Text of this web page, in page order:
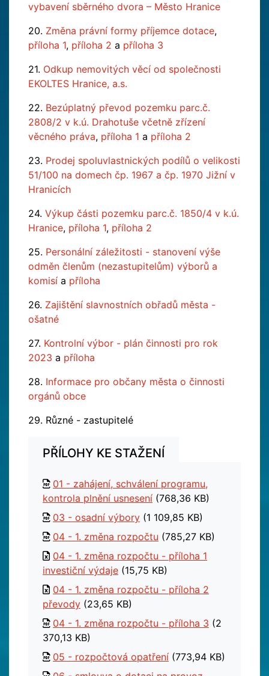
vybavení sběrného dvora – Město Hranice
20. Změna právní formy příjemce dotace,
příloha 1, příloha 2 a příloha 3
21. Odkup nemovitých věcí od společnosti
EKOLTES Hranice, a.s.
22. Bezúplatný převod pozemku parc.č.
2808/2 v k.ú. Drahotuše včetně zřízení
věcného práva, příloha 1 a příloha 2
23. Prodej spoluvlastnických podílů o velikosti
51/100 na domech čp. 1967 a čp. 1970 Jižní v
Hranicích
24. Výkup části pozemku parc.č. 1850/4 v k.ú.
Hranice, příloha 1, příloha 2
25. Personální záležitosti - stanovení výše
odměn členům (nezastupitelům) výborů a
komisí a příloha
26. Zajištění slavnostních obřadů města -
ošatné
27. Kontrolní výbor - plán činnosti pro rok
2023 a příloha
28. Informace pro občany města o činnosti
orgánů obce
29. Různé - zastupitelé
PŘÍLOHY KE STAŽENÍ
01 - zahájení, schválení programu,
kontrola plnění usnesení (768,36 KB)
03 - osadní výbory (1 109,85 KB)
04 - 1. změna rozpočtu (785,27 KB)
04 - 1. změna rozpočtu - příloha 1
investiční výdaje (15,75 KB)
04 - 1. změna rozpočtu - příloha 2
převody (23,65 KB)
04 - 1. změna rozpočtu - příloha 3 (2
370,13 KB)
05 - rozpočtová opatření (773,94 KB)